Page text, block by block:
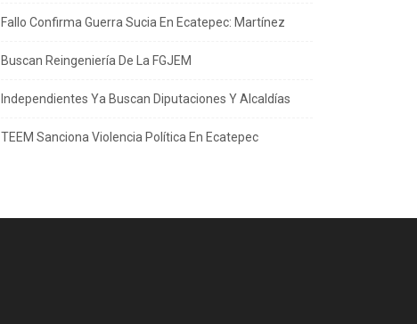
Fallo Confirma Guerra Sucia En Ecatepec: Martínez
Buscan Reingeniería De La FGJEM
Independientes Ya Buscan Diputaciones Y Alcaldías
TEEM Sanciona Violencia Política En Ecatepec